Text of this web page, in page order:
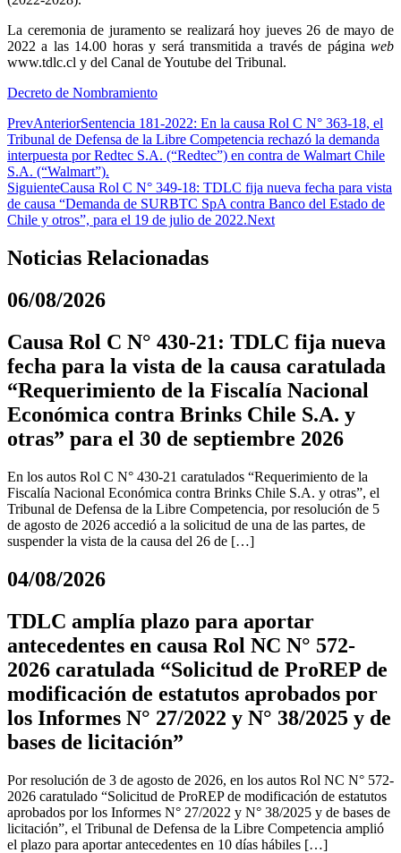
La ceremonia de juramento se realizará hoy jueves 26 de mayo de
2022 a las 14.00 horas y será transmitida a través de página web
www.tdlc.cl y del Canal de Youtube del Tribunal.
Decreto de Nombramiento
PrevAnteriorSentencia 181-2022: En la causa Rol C N° 363-18, el
Tribunal de Defensa de la Libre Competencia rechazó la demanda
interpuesta por Redtec S.A. (“Redtec”) en contra de Walmart Chile
S.A. (“Walmart”).
SiguienteCausa Rol C N° 349-18: TDLC fija nueva fecha para vista
de causa “Demanda de SURBTC SpA contra Banco del Estado de
Chile y otros”, para el 19 de julio de 2022.Next
Noticias Relacionadas
06/08/2026
Causa Rol C N° 430-21: TDLC fija nueva
fecha para la vista de la causa caratulada
“Requerimiento de la Fiscalía Nacional
Económica contra Brinks Chile S.A. y
otras” para el 30 de septiembre 2026
En los autos Rol C N° 430-21 caratulados “Requerimiento de la
Fiscalía Nacional Económica contra Brinks Chile S.A. y otras”, el
Tribunal de Defensa de la Libre Competencia, por resolución de 5
de agosto de 2026 accedió a la solicitud de una de las partes, de
suspender la vista de la causa del 26 de […]
04/08/2026
TDLC amplía plazo para aportar
antecedentes en causa Rol NC N° 572-
2026 caratulada “Solicitud de ProREP de
modificación de estatutos aprobados por
los Informes N° 27/2022 y N° 38/2025 y de
bases de licitación”
Por resolución de 3 de agosto de 2026, en los autos Rol NC N° 572-
2026 caratulado “Solicitud de ProREP de modificación de estatutos
aprobados por los Informes N° 27/2022 y N° 38/2025 y de bases de
licitación”, el Tribunal de Defensa de la Libre Competencia amplió
el plazo para aportar antecedentes en 10 días hábiles […]